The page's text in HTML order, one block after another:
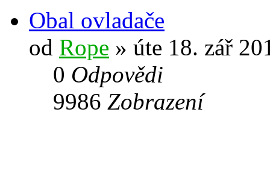
Obal ovladače
od Rope » úte 18. zář
0 Odpovědi
9986 Zobrazení